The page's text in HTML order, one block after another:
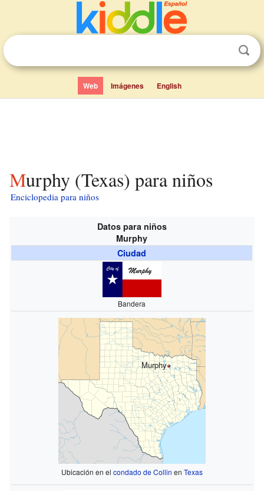
Web Imágenes English
Murphy (Texas) para niños
Enciclopedia para niños
Datos para niños
Murphy
Ciudad
Bandera
Murphy
Ubicación en el condado de Collin en Texas